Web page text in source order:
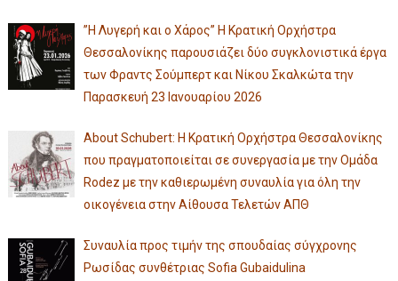
”Η Λυγερή και ο Χάρος” Η Κρατική Ορχήστρα
Θεσσαλονίκης παρουσιάζει δύο συγκλονιστικά έργα
των Φραντς Σούμπερτ και Νίκου Σκαλκώτα την
Παρασκευή 23 Ιανουαρίου 2026
About Schubert: Η Κρατική Ορχήστρα Θεσσαλονίκης
που πραγματοποιείται σε συνεργασία με την Ομάδα
Rodez με την καθιερωμένη συναυλία για όλη την
οικογένεια στην Αίθουσα Τελετών ΑΠΘ
Συναυλία προς τιμήν της σπουδαίας σύγχρονης
Ρωσίδας συνθέτριας Sofia Gubaidulina